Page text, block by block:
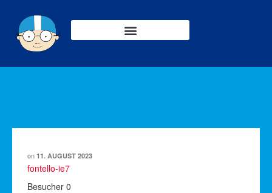
on 11. AUGUST 2023
fontello-ie7
Besucher 0